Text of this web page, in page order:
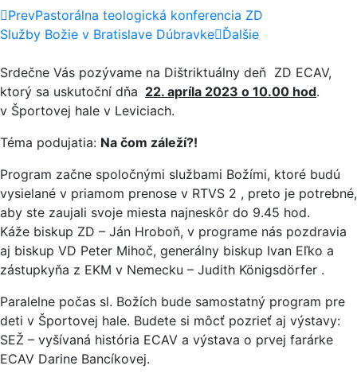
PrevPastorálna teologická konferencia ZD
Služby Božie v Bratislave Dúbravke Ďalšie
Srdečne Vás pozývame na Dištriktuálny deň ZD ECAV,
ktorý sa uskutoční dňa 22. apríla 2023 o 10.00 hod.
v Športovej hale v Leviciach.
Téma podujatia: Na čom záleží?!
Program začne spoločnými službami Božími, ktoré budú
vysielané v priamom prenose v RTVS 2 , preto je potrebné,
aby ste zaujali svoje miesta najneskôr do 9.45 hod.
Káže biskup ZD – Ján Hroboň, v programe nás pozdravia
aj biskup VD Peter Mihoč, generálny biskup Ivan Eľko a
zástupkyňa z EKM v Nemecku – Judith Königsdörfer .
Paralelne počas sl. Božích bude samostatný program pre
deti v Športovej hale. Budete si môcť pozrieť aj výstavy:
SEŽ – vyšívaná história ECAV a výstava o prvej farárke
ECAV Darine Bancíkovej.